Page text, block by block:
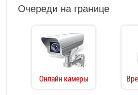
Очереди на границе
Онлайн камеры